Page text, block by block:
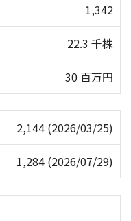
1,342
22.3 千株
30 百万円
2,144 (2026/03/25)
1,284 (2026/07/29)